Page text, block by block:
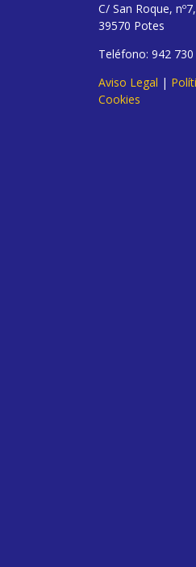
C/ San Roque,
39570 Potes
Teléfono: 942
Aviso Legal |
Cookies